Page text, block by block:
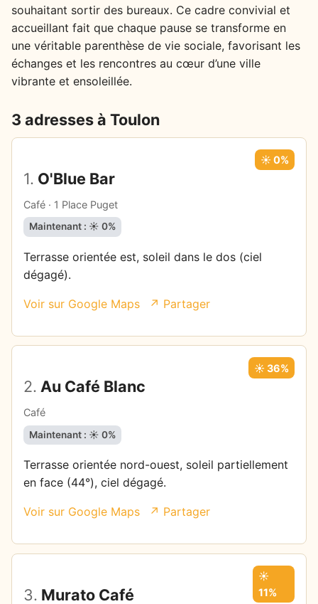
souhaitant sortir des bureaux. Ce cadre convivial et
accueillant fait que chaque pause se transforme en
une véritable parenthèse de vie sociale, favorisant les
échanges et les rencontres au cœur d’une ville
vibrante et ensoleillée.
3 adresses à Toulon
1. O'Blue Bar
Café · 1 Place Puget
☀️ 0%
Maintenant : ☀️ 0%
Terrasse orientée est, soleil dans le dos (ciel
dégagé).
Voir sur Google Maps ↗ Partager
2. Au Café Blanc
Café
☀️ 36%
Maintenant : ☀️ 0%
Terrasse orientée nord-ouest, soleil partiellement
en face (44°), ciel dégagé.
Voir sur Google Maps ↗ Partager
3. Murato Café
☀️
11%